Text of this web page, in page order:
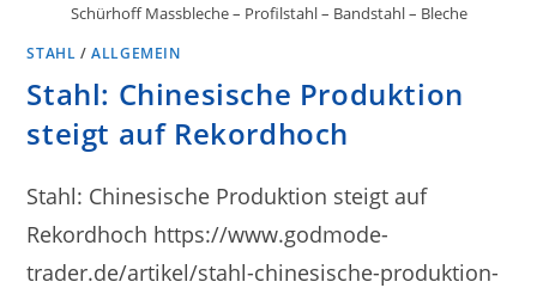
Schürhoff Massbleche – Profilstahl – Bandstahl – Bleche
STAHL /ALLGEMEIN
Stahl: Chinesische Produktion
steigt auf Rekordhoch
Stahl: Chinesische Produktion steigt auf
Rekordhoch https://www.godmode-
trader.de/artikel/stahl-chinesische-produktion-